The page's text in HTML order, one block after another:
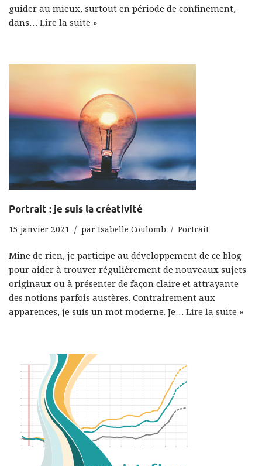
guider au mieux, surtout en période de confinement,
dans… Lire la suite »
Portrait : je suis la créativité
15 janvier 2021 par Isabelle Coulomb Portrait
Mine de rien, je participe au développement de ce blog
pour aider à trouver régulièrement de nouveaux sujets
originaux ou à présenter de façon claire et attrayante
des notions parfois austères. Contrairement aux
apparences, je suis un mot moderne. Je… Lire la suite »